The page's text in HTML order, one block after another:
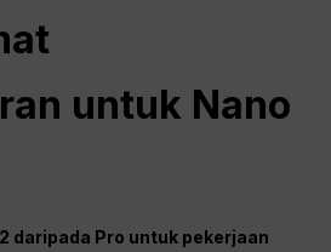
untuk Nano
daripada Pro untuk pekerjaan